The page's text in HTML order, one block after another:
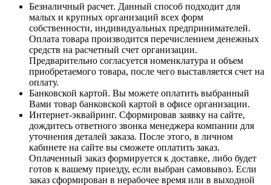
Безналичный расчет. Данный способ подходит для
малых и крупных организаций всех форм
собственности, индивидуальных предпринимателей.
Оплата товара производится перечислением денежных
средств на расчетный счет организации.
Предварительно согласуется номенклатура и объем
приобретаемого товара, после чего выставляется счет на
оплату.
Банковской картой. Вы можете оплатить выбранный
Вами товар банковской картой в офисе организации.
Интернет-эквайринг. Сформировав заявку на сайте,
дождитесь ответного звонка менеджера компании для
уточнения деталей заказа. После этого, в личном
кабинете на сайте вы сможете оплатить заказ.
Оплаченный заказ формируется к доставке, либо будет
готов к вашему приезду, если выбран самовывоз. Если
заказ сформирован в нерабочее время или в выходной